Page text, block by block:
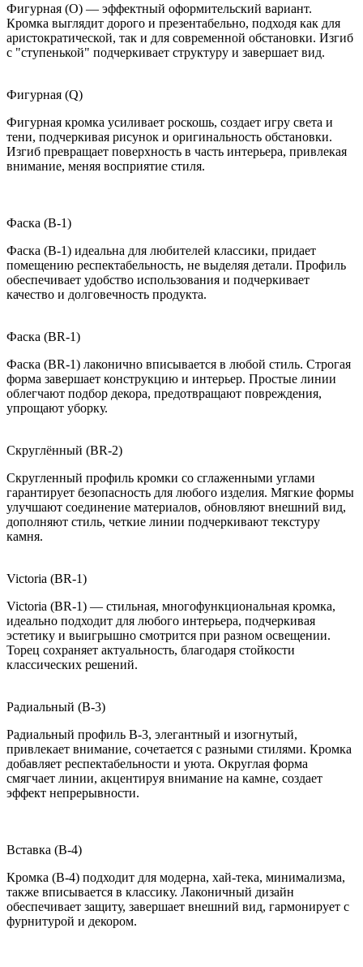
Фигурная (O) — эффектный оформительский вариант.
Кромка выглядит дорого и презентабельно, подходя как для
аристократической, так и для современной обстановки. Изгиб
с "ступенькой" подчеркивает структуру и завершает вид.
Фигурная (Q)
Фигурная кромка усиливает роскошь, создает игру света и
тени, подчеркивая рисунок и оригинальность обстановки.
Изгиб превращает поверхность в часть интерьера, привлекая
внимание, меняя восприятие стиля.
Фаска (B-1)
Фаска (B-1) идеальна для любителей классики, придает
помещению респектабельность, не выделяя детали. Профиль
обеспечивает удобство использования и подчеркивает
качество и долговечность продукта.
Фаска (BR-1)
Фаска (BR-1) лаконично вписывается в любой стиль. Строгая
форма завершает конструкцию и интерьер. Простые линии
облегчают подбор декора, предотвращают повреждения,
упрощают уборку.
Скруглённый (BR-2)
Скругленный профиль кромки со сглаженными углами
гарантирует безопасность для любого изделия. Мягкие формы
улучшают соединение материалов, обновляют внешний вид,
дополняют стиль, четкие линии подчеркивают текстуру
камня.
Victoria (BR-1)
Victoria (BR-1) — стильная, многофункциональная кромка,
идеально подходит для любого интерьера, подчеркивая
эстетику и выигрышно смотрится при разном освещении.
Торец сохраняет актуальность, благодаря стойкости
классических решений.
Радиальный (B-3)
Радиальный профиль B-3, элегантный и изогнутый,
привлекает внимание, сочетается с разными стилями. Кромка
добавляет респектабельности и уюта. Округлая форма
смягчает линии, акцентируя внимание на камне, создает
эффект непрерывности.
Вставка (B-4)
Кромка (B-4) подходит для модерна, хай-тека, минимализма,
также вписывается в классику. Лаконичный дизайн
обеспечивает защиту, завершает внешний вид, гармонирует с
фурнитурой и декором.